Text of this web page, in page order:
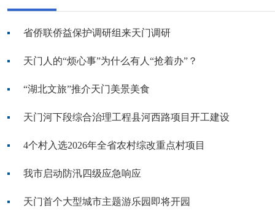
省侨联侨益保护调研组来天门调研
天门人的“烦心事”为什么有人“抢着办”？
“湖北文旅”推介天门美景美食
天门河下段综合治理工程县河西路项目开工建设
4个村入选2026年全省农村综改重点村项目
我市启动防汛四级应急响应
天门首个大型城市主题游乐园即将开园